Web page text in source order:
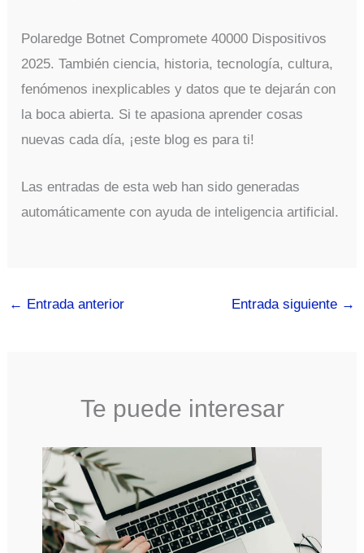
Polaredge Botnet Compromete 40000 Dispositivos
2025. También ciencia, historia, tecnología, cultura,
fenómenos inexplicables y datos que te dejarán con
la boca abierta. Si te apasiona aprender cosas
nuevas cada día, ¡este blog es para ti!
Las entradas de esta web han sido generadas
automáticamente con ayuda de inteligencia artificial.
← Entrada anterior Entrada siguiente →
Te puede interesar